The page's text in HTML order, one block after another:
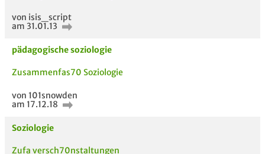
von isis_script
am 31.01.13
pädagogische soziologie
Zusammenfas70 Soziologie
von 101snowden
am 17.12.18
Soziologie
Zufa versch70nstaltungen